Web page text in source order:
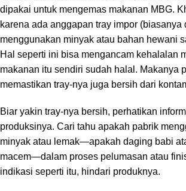
dipakai untuk mengemas makanan MBG.
karena ada anggapan tray impor (biasanya
menggunakan minyak atau bahan hewani
Hal seperti ini bisa mengancam kehalalan
makanan itu sendiri sudah halal. Makanya
memastikan tray-nya juga bersih dari
Biar yakin tray-nya bersih, perhatikan
produksinya. Cari tahu apakah pabrik
minyak atau lemak—apakah daging babi
macem—dalam proses pelumasan atau
indikasi seperti itu, hindari produknya.